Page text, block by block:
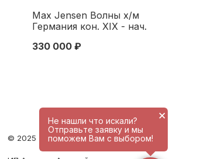
Max Jensen Волны х/м
Германия кон. XIX - нач.
XIX - начало ХХ вв
330 000 ₽
© 2025 - antique-center.ru
Не нашли что искали?
Отправьте заявку и мы
поможем Вам с выбором!
×